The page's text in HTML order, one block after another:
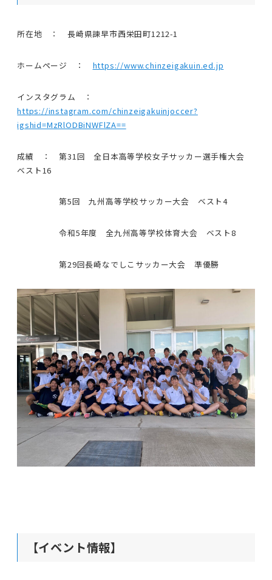
所在地 ： 長崎県諫早市西栄田町1212-1
ホームページ ： https://www.chinzeigakuin.ed.jp
インスタグラム ：
https://instagram.com/chinzeigakuinjoccer?
igshid=MzRlODBiNWFlZA==
成績 ： 第31回 全日本高等学校女子サッカー選手権大会
ベスト16
第5回 九州高等学校サッカー大会 ベスト4
令和5年度 全九州高等学校体育大会 ベスト8
第29回長崎なでしこサッカー大会 準優勝
【イベント情報】